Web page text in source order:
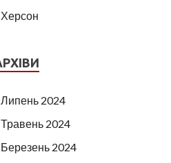
Херсон
Липень 2024
Травень 2024
Березень 2024